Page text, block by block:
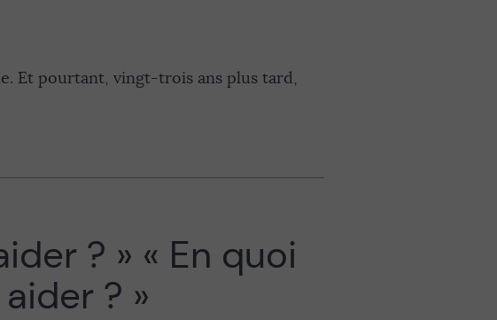
Et pourtant, vingt-trois ans plus tard,
? » « En quoi
? »